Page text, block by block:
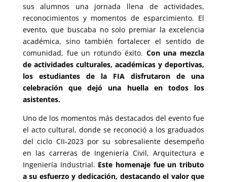
sus alumnos una jornada llena de actividades,
reconocimientos y momentos de esparcimiento. El
evento, que buscaba no solo premiar la excelencia
académica, sino también fortalecer el sentido de
comunidad, fue un rotundo éxito. Con una mezcla
de actividades culturales, académicas y deportivas,
los estudiantes de la FIA disfrutaron de una
celebración que dejó una huella en todos los
asistentes.
Uno de los momentos más destacados del evento fue
el acto cultural, donde se reconoció a los graduados
del ciclo CII-2023 por su sobresaliente desempeño
en las carreras de Ingeniería Civil, Arquitectura e
Ingeniería Industrial. Este homenaje fue un tributo
a su esfuerzo y dedicación, destacando el valor que